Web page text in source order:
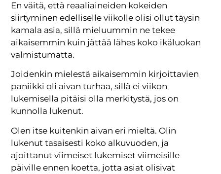
En väitä, että reaaliaineiden kokeiden
siirtyminen edelliselle viikolle olisi ollut täysin
kamala asia, sillä mieluummin ne tekee
aikaisemmin kuin jättää lähes koko ikäluokan
valmistumatta.
Joidenkin mielestä aikaisemmin kirjoittavien
paniikki oli aivan turhaa, sillä ei viikon
lukemisella pitäisi olla merkitystä, jos on
kunnolla lukenut.
Olen itse kuitenkin aivan eri mieltä. Olin
lukenut tasaisesti koko alkuvuoden, ja
ajoittanut viimeiset lukemiset viimeisille
päiville ennen koetta, jotta asiat olisivat